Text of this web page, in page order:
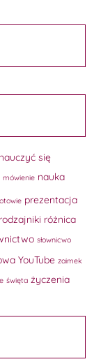
się
mówienie nauka
prezentacja
rodzajniki różnica
słownicwo
YouTube zaimek
święta życzenia